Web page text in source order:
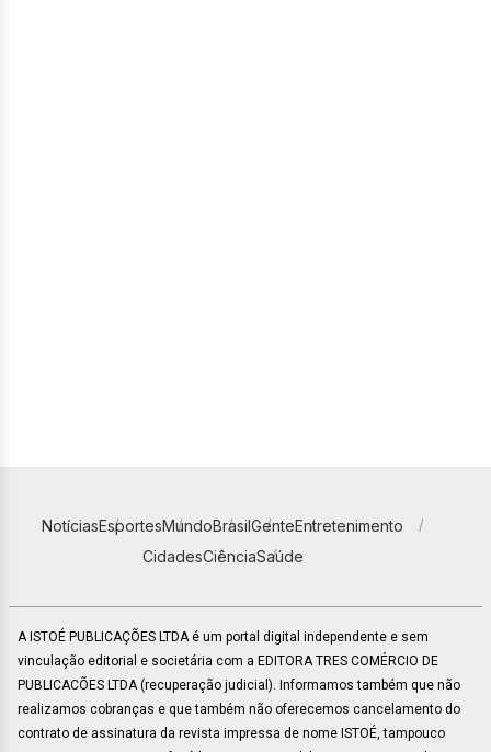
NotíciasEsportesMundoBrasilGenteEntretenimento
CidadesCiênciaSaúde
A ISTOÉ PUBLICAÇÕES LTDA é um portal digital independente e sem
vinculação editorial e societária com a EDITORA TRES COMÉRCIO DE
PUBLICACÕES LTDA (recuperação judicial). Informamos também que não
realizamos cobranças e que também não oferecemos cancelamento do
contrato de assinatura da revista impressa de nome ISTOÉ, tampouco